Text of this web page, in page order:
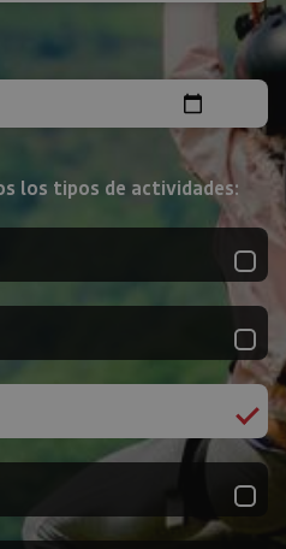
los tipos de actividades: